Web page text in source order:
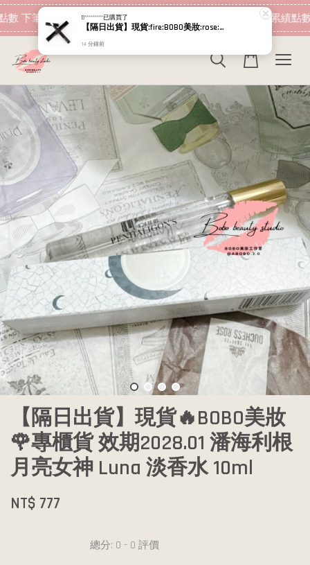
下筆消費即可折抵 現在去購物！ 加入會員 消費即可累績點
【隔日出貨】現貨🔥BOBO美妝
🌹專櫃貨 效期2028.01 潘海利根
月亮女神 Luna 淡香水 10ml
NT$ 777
總分: 0 - 0 評價
B*********已購買了
【隔日出貨】現貨:fire:BOBO美妝:rose:專櫃貨 MAC 妝前唇霜 2027.07 唇部打底 護唇膏 潤唇膏 M.A.C
14 分鐘前